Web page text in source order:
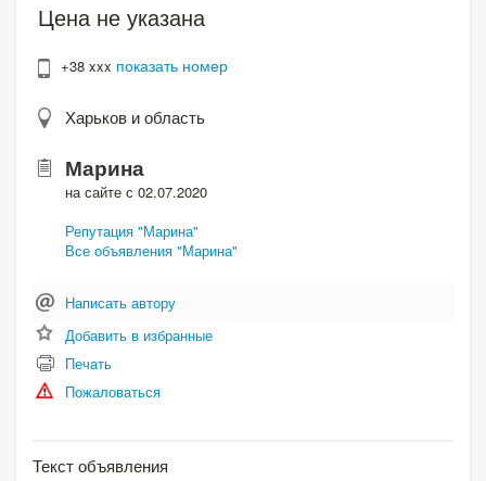
Цена не указана
+38 xxx показать номер
Харьков и область
Марина
на сайте с 02.07.2020
Репутация "Марина"
Все объявления "Марина"
Написать автору
Добавить в избранные
Печать
Пожаловаться
Текст объявления